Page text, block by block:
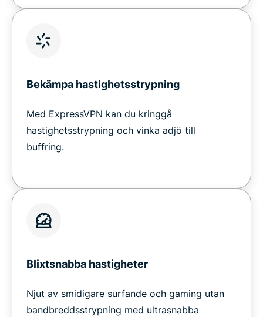
Bekämpa hastighetsstrypning
Med ExpressVPN kan du kringgå
hastighetsstrypning och vinka adjö till
buffring.
Blixtsnabba hastigheter
Njut av smidigare surfande och gaming utan
bandbreddsstrypning med ultrasnabba